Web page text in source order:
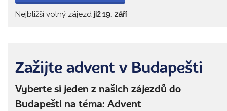
Nejbližší volný zájezd již 19. září
Zažijte advent v Budapešti
Vyberte si jeden z našich zájezdů do
Budapešti na téma: Advent